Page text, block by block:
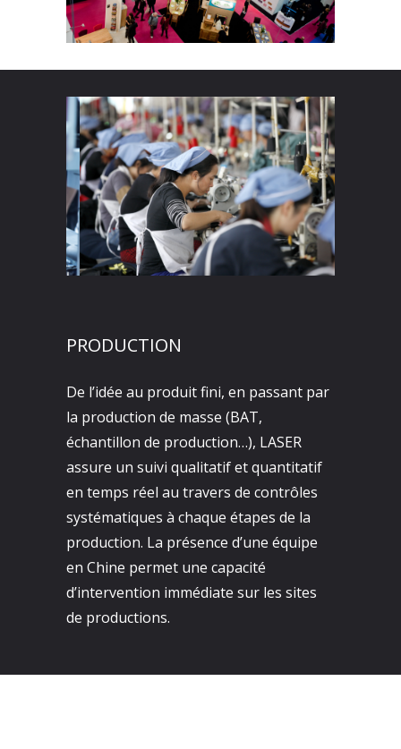
PRODUCTION
De l’idée au produit fini, en passant par
la production de masse (BAT,
échantillon de production…), LASER
assure un suivi qualitatif et quantitatif
en temps réel au travers de contrôles
systématiques à chaque étapes de la
production. La présence d’une équipe
en Chine permet une capacité
d’intervention immédiate sur les sites
de productions.